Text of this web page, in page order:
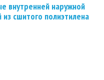
внутренней наружной
сшитого полиэтилена